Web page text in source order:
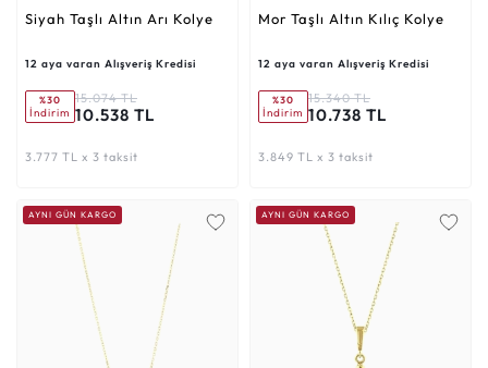
Siyah Taşlı Altın Arı Kolye
12 aya varan Alışveriş Kredisi
%30
İndirim
15.074 TL
10.538 TL
3.777 TL x 3 taksit
Mor Taşlı Altın Kılıç Kolye
12 aya varan Alışveriş Kredisi
%30
İndirim
15.340 TL
10.738 TL
3.849 TL x 3 taksit
AYNI GÜN KARGO AYNI GÜN KARGO